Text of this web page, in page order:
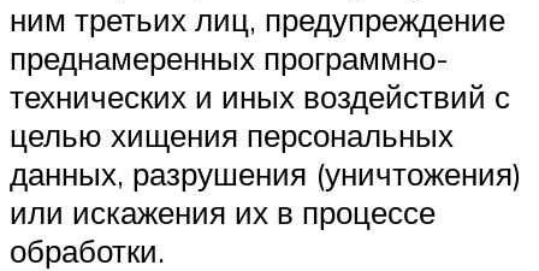
ним третьих лиц, предупреждение
преднамеренных программно-
технических и иных воздействий с
целью хищения персональных
данных, разрушения (уничтожения)
или искажения их в процессе
обработки.